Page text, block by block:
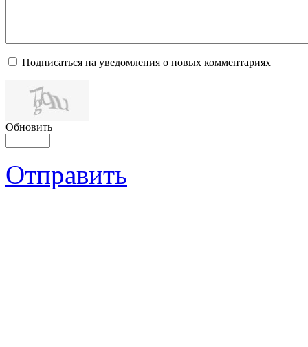
Подписаться на уведомления о новых комментариях
Обновить
Отправить